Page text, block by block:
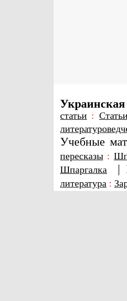
Украинская
статьи :
Учебные
пересказы :
Шпаргалка |
литература :